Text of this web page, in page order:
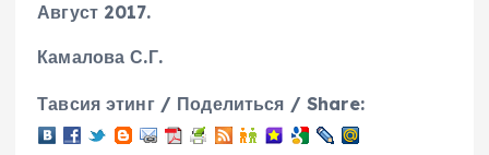
Август 2017.
Камалова С.Г.
Тавсия этинг / Поделиться / Share: